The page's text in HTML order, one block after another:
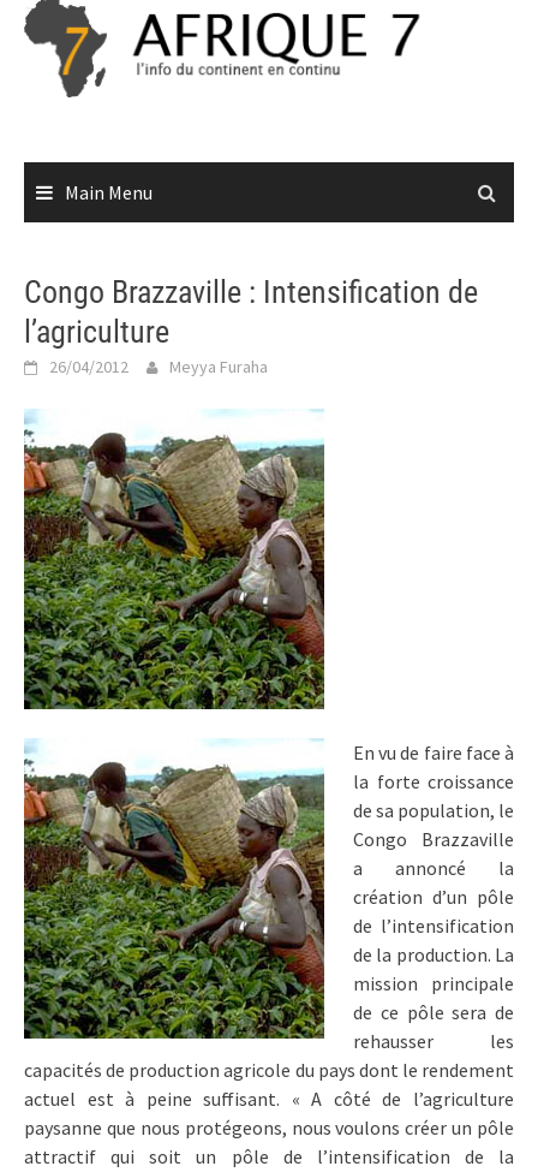
Skip
content
Main Menu
Congo Brazzaville : Intensification de
l’agriculture
26/04/2012 Meyya Furaha
En vu de faire face à
la forte croissance
de sa population, le
Congo Brazzaville
a annoncé la
création d’un pôle
de l’intensification
de la production. La
mission principale
de ce pôle sera de
rehausser les
capacités de production agricole du pays dont le rendement
actuel est à peine suffisant. « A côté de l’agriculture
paysanne que nous protégeons, nous voulons créer un pôle
attractif qui soit un pôle de l’intensification de la